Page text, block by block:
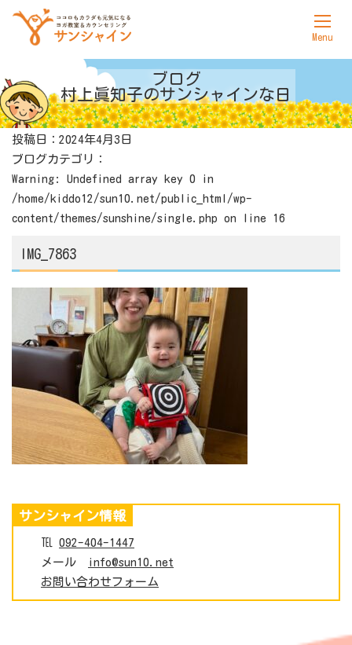
サンシャインについて
ヨガ
カウンセリング
料金表
アクセス
ブログ
村上眞知子のサンシャインな日
投稿日：2024年4月3日
ブログカテゴリ：
Warning : Undefined array key 0 in
/home/kiddo12/sun10.net/public_html/wp-
content/themes/sunshine/single.php on line 16
IMG_7863
サンシャイン情報
℡ 092-404-1447
メール
info@sun10.net
お問い合わせフォーム